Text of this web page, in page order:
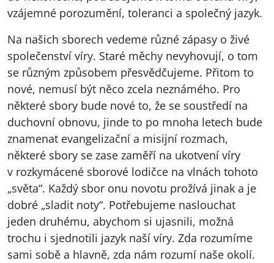
vzájemné porozumění, toleranci a společný jazyk.
Na našich sborech vedeme různé zápasy o živé
společenství víry. Staré měchy nevyhovují, o tom
se různým způsobem přesvědčujeme. Přitom to
nové, nemusí být něco zcela neznámého. Pro
některé sbory bude nové to, že se soustředí na
duchovní obnovu, jinde to po mnoha letech bude
znamenat evangelizační a misijní rozmach,
některé sbory se zase zaměří na ukotvení víry
v rozkymácené sborové lodičce na vlnách tohoto
„světa“. Každý sbor onu novotu prožívá jinak a je
dobré „sladit noty“. Potřebujeme naslouchat
jeden druhému, abychom si ujasnili, možná
trochu i sjednotili jazyk naší víry. Zda rozumíme
sami sobě a hlavně, zda nám rozumí naše okolí.